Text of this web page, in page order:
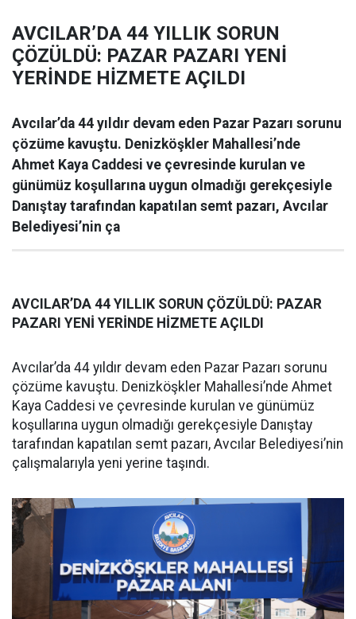
AVCILAR’DA 44 YILLIK SORUN
ÇÖZÜLDÜ: PAZAR PAZARI YENİ
YERİNDE HİZMETE AÇILDI
Avcılar’da 44 yıldır devam eden Pazar Pazarı sorunu
çözüme kavuştu. Denizköşkler Mahallesi’nde
Ahmet Kaya Caddesi ve çevresinde kurulan ve
günümüz koşullarına uygun olmadığı gerekçesiyle
Danıştay tarafından kapatılan semt pazarı, Avcılar
Belediyesi’nin ça
AVCILAR’DA 44 YILLIK SORUN ÇÖZÜLDÜ: PAZAR
PAZARI YENİ YERİNDE HİZMETE AÇILDI
Avcılar’da 44 yıldır devam eden Pazar Pazarı sorunu
çözüme kavuştu. Denizköşkler Mahallesi’nde Ahmet
Kaya Caddesi ve çevresinde kurulan ve günümüz
koşullarına uygun olmadığı gerekçesiyle Danıştay
tarafından kapatılan semt pazarı, Avcılar Belediyesi’nin
çalışmalarıyla yeni yerine taşındı.